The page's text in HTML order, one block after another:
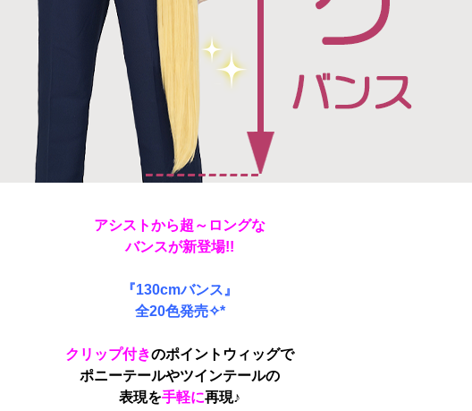
アシストから超～ロングな
バンスが新登場!!
『130cmバンス』
全20色発売✧*
クリップ付きのポイントウィッグで
ポニーテールやツインテールの
表現を手軽に再現♪